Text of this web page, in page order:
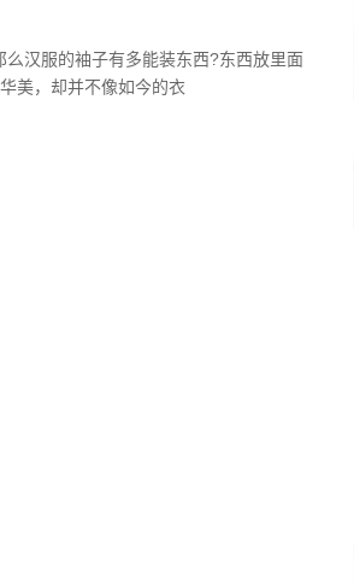
汉服的袖子有多能装东西?东西放里面
美，却并不像如今的衣